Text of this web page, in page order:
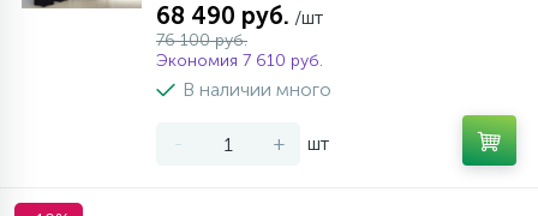
68 490 руб. /шт
76 100 руб.
Экономия 7 610 руб.
В наличии много
- + шт